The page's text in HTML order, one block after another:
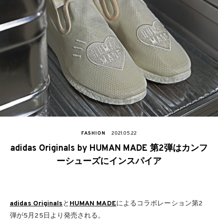
FASHION 2021.05.22
adidas Originals by HUMAN MADE 第2弾はカンフ
ーシューズにインスパイア
adidas Originalsと HUMAN MADEによるコラボレーション第2
弾が5月25日より発売される。